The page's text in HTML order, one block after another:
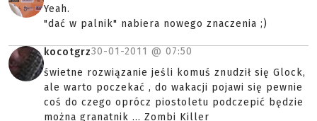
Yeah.
"dać w palnik" nabiera nowego znaczenia ;)
kocotgrz30-01-2011 @ 07:50
świetne rozwiązanie jeśli komuś znudził się Glock,
ale warto poczekać , do wakacji pojawi się pewnie
coś do czego oprócz piostoletu podczepić będzie
można granatnik ... Zombi Killer